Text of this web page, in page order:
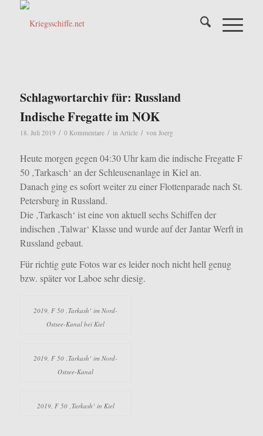
Schlagwortarchiv für: Russland
Indische Fregatte im NOK
18. Juli 2019 / 0 Kommentare / in Article / von Joerg
Heute morgen gegen 04:30 Uhr kam die indische Fregatte F
50 ‚Tarkasch‘ an der Schleusenanlage in Kiel an.
Danach ging es sofort weiter zu einer Flottenparade nach St.
Petersburg in Russland.
Die ‚Tarkasch‘ ist eine von aktuell sechs Schiffen der
indischen ‚Talwar‘ Klasse und wurde auf der Jantar Werft in
Russland gebaut.
Für richtig gute Fotos war es leider noch nicht hell genug
bzw. später vor Laboe sehr diesig.
2019, F 50 ‚Tarkash‘ im Nord-
Ostsee-Kanal bei Kiel
2019, F 50 ‚Tarkash‘ im Nord-
Ostsee-Kanal
2019, F 50 ‚Tarkash‘ in Kiel